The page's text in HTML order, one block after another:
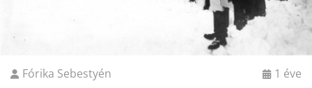
Fórika Sebestyén 1 éve